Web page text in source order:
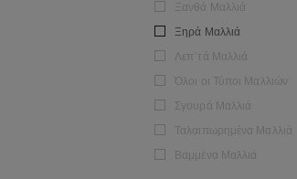
Ξανθά Μαλλιά
Ξηρά Μαλλιά
Λεπ΄τά Μαλλιά
Όλοι οι Τύποι Μαλλιών
Σγουρά Μαλλιά
Ταλαιπωρημένα Μαλλιά
Βαμμένα Μαλλιά